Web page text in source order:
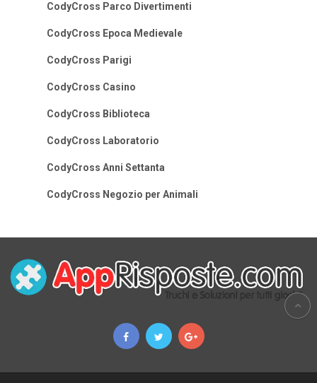
CodyCross Parco Divertimenti
CodyCross Epoca Medievale
CodyCross Parigi
CodyCross Casino
CodyCross Biblioteca
CodyCross Laboratorio
CodyCross Anni Settanta
CodyCross Negozio per Animali